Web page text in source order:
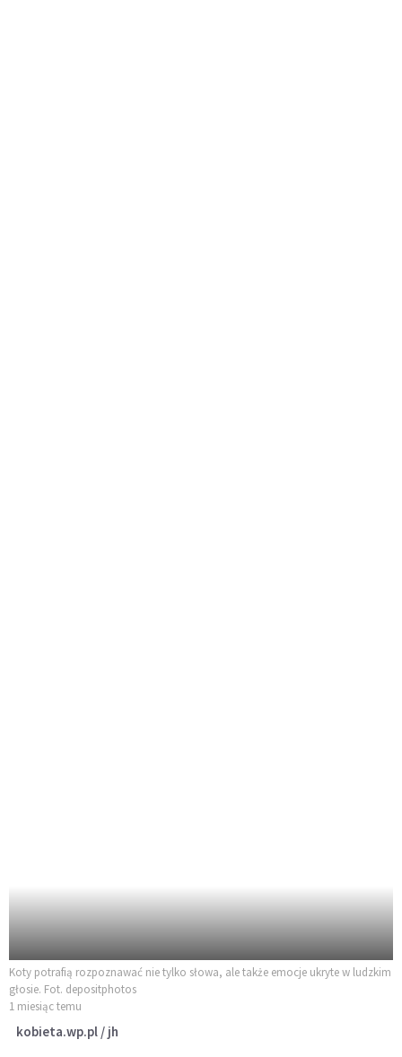
Koty potrafią rozpoznawać nie tylko słowa, ale także emocje ukryte w ludzkim
głosie. Fot. depositphotos
1 miesiąc temu
kobieta.wp.pl / jh